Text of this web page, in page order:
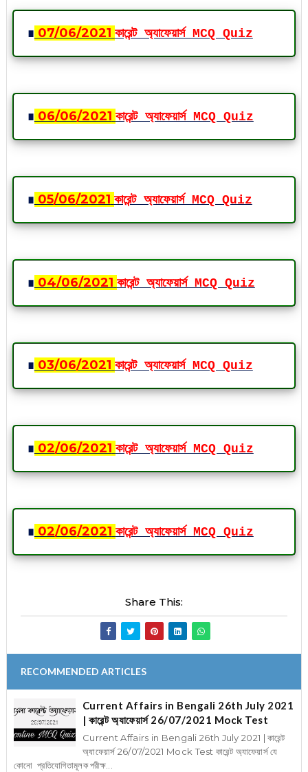
∎ 07/06/2021 কারেন্ট অ্যাফেয়ার্স MCQ Quiz
∎ 06/06/2021 কারেন্ট অ্যাফেয়ার্স MCQ Quiz
∎ 05/06/2021 কারেন্ট অ্যাফেয়ার্স MCQ Quiz
∎ 04/06/2021 কারেন্ট অ্যাফেয়ার্স MCQ Quiz
∎ 03/06/2021 কারেন্ট অ্যাফেয়ার্স MCQ Quiz
∎ 02/06/2021 কারেন্ট অ্যাফেয়ার্স MCQ Quiz
∎ 02/06/2021 কারেন্ট অ্যাফেয়ার্স MCQ Quiz
Share This:
RECOMMENDED ARTICLES
Current Affairs in Bengali 26th July 2021
| কারেন্ট অ্যাফেয়ার্স 26/07/2021 Mock Test
Current Affairs in Bengali 26th July 2021 | কারেন্ট
অ্যাফেয়ার্স 26/07/2021 Mock Test কারেন্ট অ্যাফেয়ার্স যে
কোনো প্রতিযোগিতামূলক পরীক্ষ...